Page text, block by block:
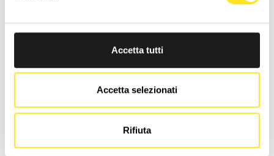
Accetta tutti
Accetta selezionati
Rifiuta
SERVIZI
A TUA DISPOSIZIONE
LINGUE PARLATE